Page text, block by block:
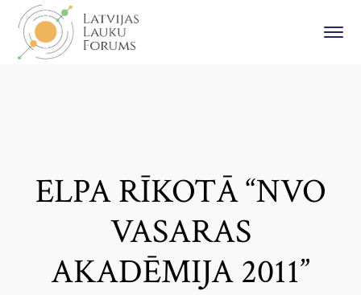
ELPA RĪKOTĀ “NVO
VASARAS
AKADĒMIJA 2011”